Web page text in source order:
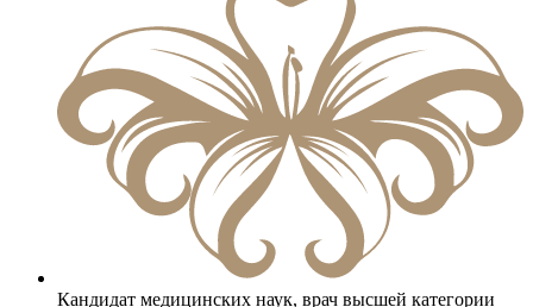
Кандидат медицинских наук, врач высшей категории